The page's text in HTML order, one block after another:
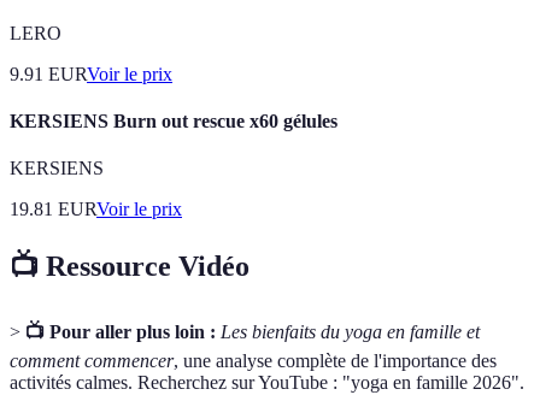
LERO
9.91 EURVoir le prix
KERSIENS Burn out rescue x60 gélules
KERSIENS
19.81 EURVoir le prix
📺 Ressource Vidéo
> 📺 Pour aller plus loin : Les bienfaits du yoga en famille et
comment commencer, une analyse complète de l'importance des
activités calmes. Recherchez sur YouTube : "yoga en famille 2026".